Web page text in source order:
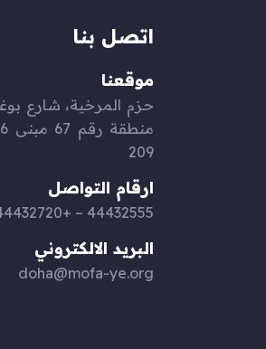
اتصل بنا
موقعنا
209
ارقام التواصل
44432555 – +97444432720
البريد الالكتروني
doha@mofa-ye.org